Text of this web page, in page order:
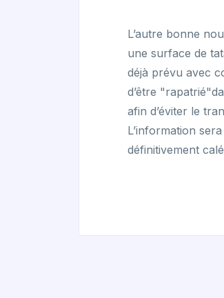
L’autre bonne
une surface de
déjà prévu avec
d’être
afin d’éviter le
L’information
définitivement